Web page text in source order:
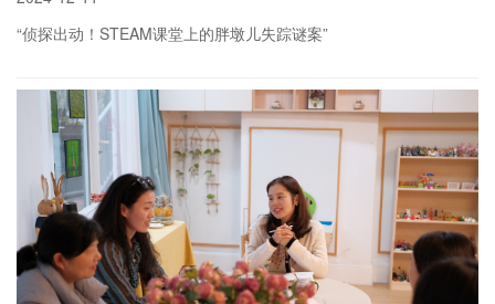
“侦探出动！STEAM课堂上的胖墩儿失踪谜案”